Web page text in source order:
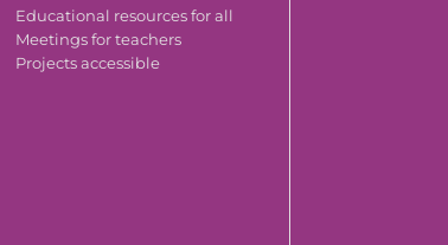
Educational resources for all
Meetings for teachers
Projects accessible